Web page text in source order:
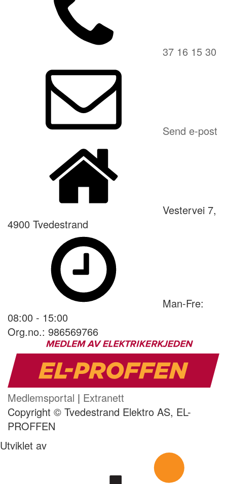
37 16 15 30
Send e-post
Vestervei 7,
4900 Tvedestrand
Man-Fre:
08:00 - 15:00
Org.no.: 986569766
Medlemsportal | Extranett
Copyright © Tvedestrand Elektro AS, EL-
PROFFEN
Utviklet av